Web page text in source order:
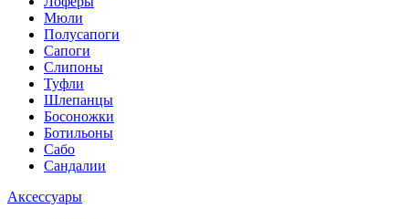
Мюли
Полусапоги
Сапоги
Слипоны
Туфли
Шлепанцы
Босоножки
Ботильоны
Сабо
Сандалии
Аксессуары